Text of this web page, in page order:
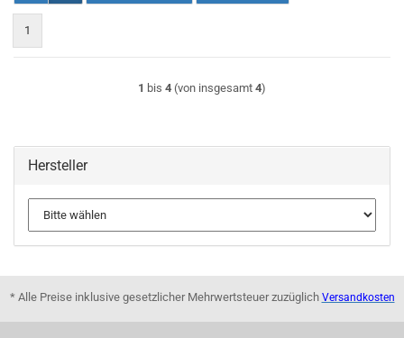
1
1 bis 4 (von insgesamt 4)
Hersteller
* Alle Preise inklusive gesetzlicher Mehrwertsteuer zuzüglich Versandkosten